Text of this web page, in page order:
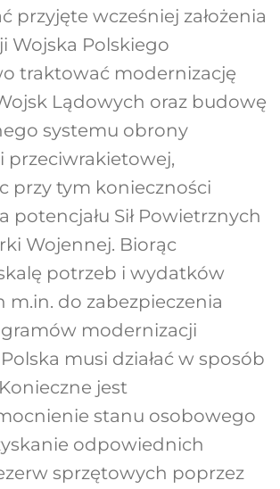
przyjęte wcześniej założenia
Wojska Polskiego
traktować modernizację
Lądowych oraz budowę
systemu obrony
przeciwrakietowej,
przy tym konieczności
potencjału Sił Powietrznych
Wojennej. Biorąc
potrzeb i wydatków
m.in. do zabezpieczenia
modernizacji
musi działać w sposób
jest
stanu osobowego
odpowiednich
sprzętowych poprzez